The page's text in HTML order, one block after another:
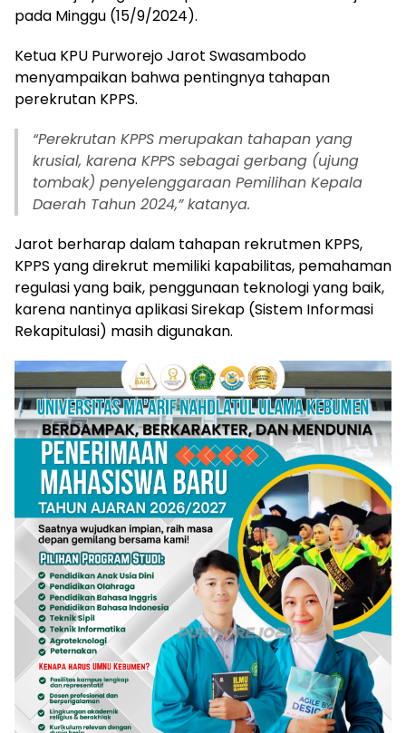
pada Minggu (15/9/2024).
Ketua KPU Purworejo Jarot Swasambodo
menyampaikan bahwa pentingnya tahapan
perekrutan KPPS.
“Perekrutan KPPS merupakan tahapan yang
krusial, karena KPPS sebagai gerbang (ujung
tombak) penyelenggaraan Pemilihan Kepala
Daerah Tahun 2024,” katanya.
Jarot berharap dalam tahapan rekrutmen KPPS,
KPPS yang direkrut memiliki kapabilitas, pemahaman
regulasi yang baik, penggunaan teknologi yang baik,
karena nantinya aplikasi Sirekap (Sistem Informasi
Rekapitulasi) masih digunakan.